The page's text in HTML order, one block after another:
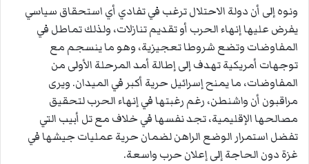
ونوه إلى أن دولة الاحتلال ترغب في تفادي أي استحقاق سياسي
يفرض عليها إنهاء الحرب أو تقديم تنازلات، ولذلك تماطل في
المفاوضات وتضع شروطا تعجيزية، وهو ما ينسجم مع
توجهات أمريكية تهدف إلى إطالة أمد المرحلة الأولى من
المفاوضات، ما يمنح إسرائيل حرية أكبر في الميدان. ويرى
مراقبون أن واشنطن، رغم رغبتها في إنهاء الحرب لتحقيق
مصالحها الإقليمية، تجد نفسها في خلاف مع تل أبيب التي
تفضل استمرار الوضع الراهن لضمان حرية عمليات جيشها في
غزة دون الحاجة إلى إعلان حرب واسعة.